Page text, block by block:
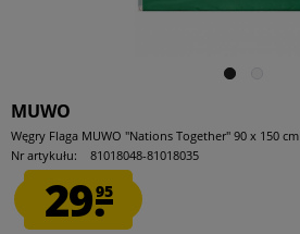
MUWO
Węgry Flaga MUWO "Nations Together" 90 x 150 cm
Nr artykułu:
81018048-81018035
29.95